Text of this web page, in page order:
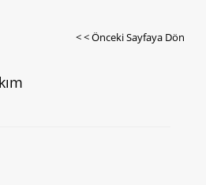
< < Önceki Sayfaya Dön